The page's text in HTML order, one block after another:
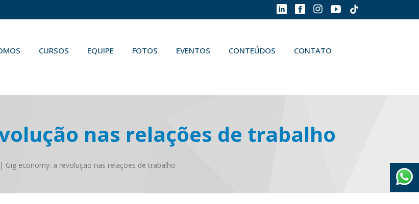
CURSOS EQUIPE FOTOS EVENTOS CONTEÚDOS CONTATO
nas relações de trabalho
| Gig economy: a revolução nas relações de trabalho